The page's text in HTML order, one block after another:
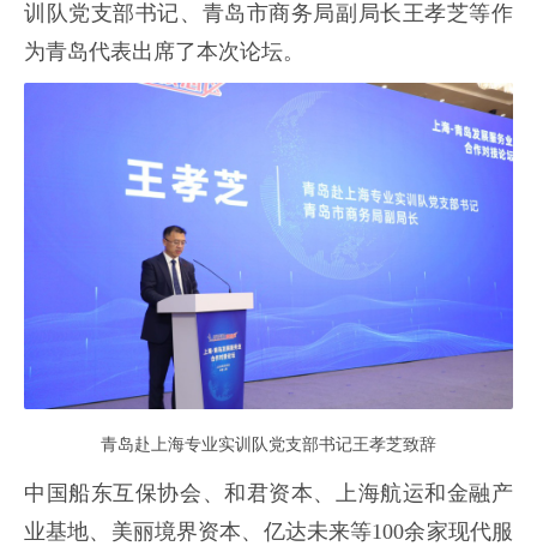
训队党支部书记、青岛市商务局副局长王孝芝等作
为青岛代表出席了本次论坛。
青岛赴上海专业实训队党支部书记王孝芝致辞
中国船东互保协会、和君资本、上海航运和金融产
业基地、美丽境界资本、亿达未来等100余家现代服